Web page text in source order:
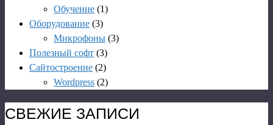
Обучение (1)
Оборудование (3)
Микрофоны (3)
Полезный софт (3)
Сайтостроение (2)
Wordpress (2)
СВЕЖИЕ ЗАПИСИ